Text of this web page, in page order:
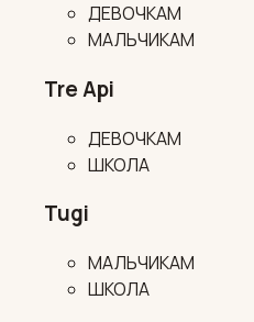
ДЕВОЧКАМ
МАЛЬЧИКАМ
Tre Api
ДЕВОЧКАМ
ШКОЛА
Tugi
МАЛЬЧИКАМ
ШКОЛА